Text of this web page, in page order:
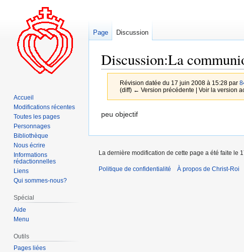
Discussion:La
Révision datée du 17 juin 2008 à 15:28 par
(diff) ← Version précédente | Voir la version
Aller
la
Aller
la
peu objectif
Page Discussion
Accueil
Modifications récentes
Toutes les pages
Personnages
Bibliothèque
Nous écrire
Informations
rédactionnelles
Liens
Qui sommes-nous?
Spécial
Aide
Menu
Outils
Pages liées
La dernière modification de cette page a été faite le
Politique de confidentialité À propos de Christ-Roi